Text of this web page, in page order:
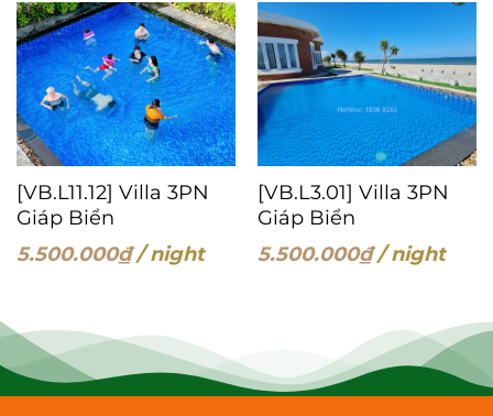
[VB.L11.12] Villa 3PN
Giáp Biển
5.500.000₫/ night
[VB.L3.01] Villa 3PN
Giáp Biển
5.500.000₫/ night